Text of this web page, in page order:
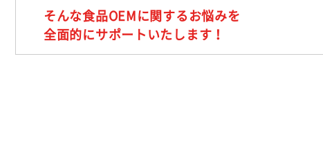
そんな食品OEMに関するお悩みを
全面的にサポートいたします！